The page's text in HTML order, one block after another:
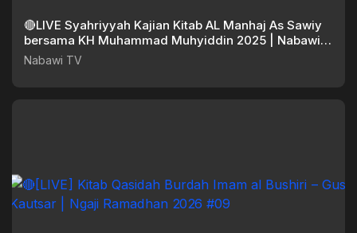
🔴LIVE Syahriyyah Kajian Kitab AL Manhaj As Sawiy
bersama KH Muhammad Muhyiddin 2025 | Nabawi
TV
Nabawi TV